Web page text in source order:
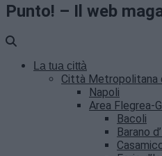
Punto! – Il web
La tua città
Città Metropolitana
Napoli
Area Flegrea-
Bacoli
Barano